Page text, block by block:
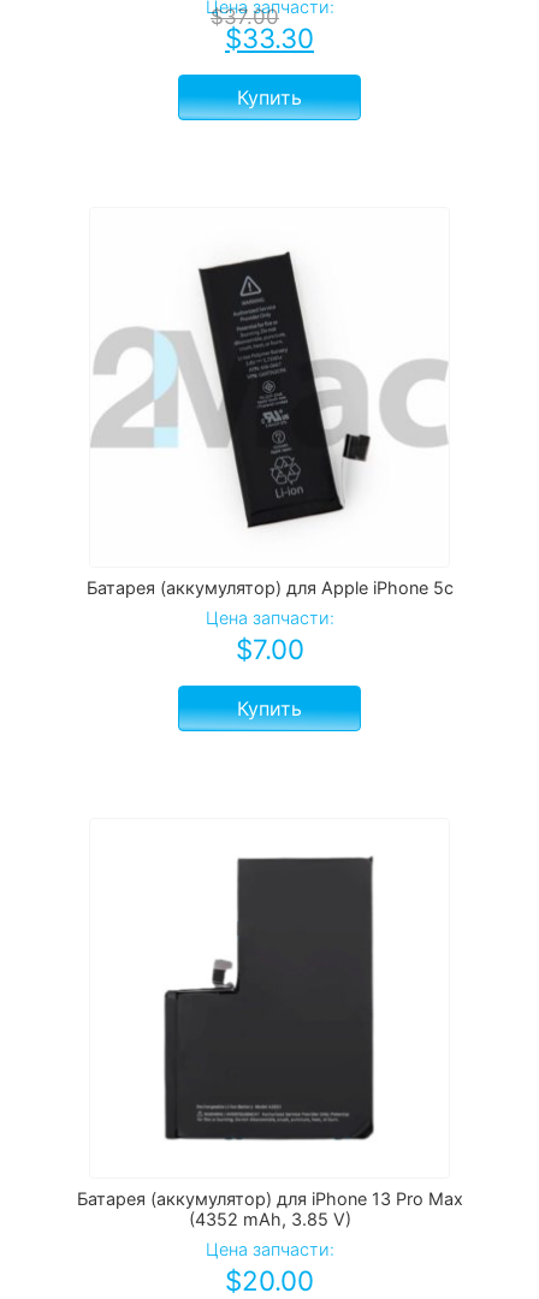
Цена запчасти:
$37.00
$33.30
Купить
Батарея (аккумулятор) для Apple iPhone 5c
Цена запчасти:
$7.00
Купить
Батарея (аккумулятор) для iPhone 13 Pro Max
(4352 mAh, 3.85 V)
Цена запчасти:
$20.00